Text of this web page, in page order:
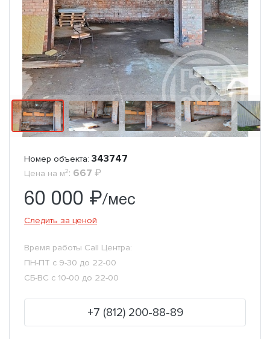
Номер объекта: 343747
Цена на м2: 667 ₽
60 000 ₽/мес
Следить за ценой
Время работы Call Центра:
ПН-ПТ с 9-30 до 22-00
СБ-ВС с 10-00 до 22-00
+7 (812) 200-88-89